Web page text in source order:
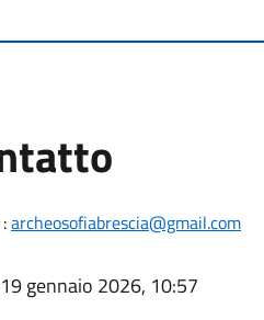
archeosofiabrescia@gmail.com
gennaio 2026, 10:57